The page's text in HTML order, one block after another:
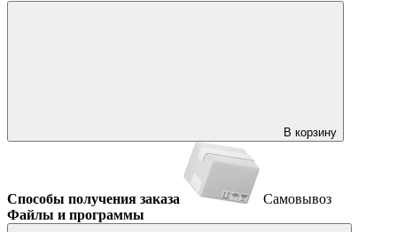
В корзину
Способы получения заказа
Самовывоз
Файлы и программы